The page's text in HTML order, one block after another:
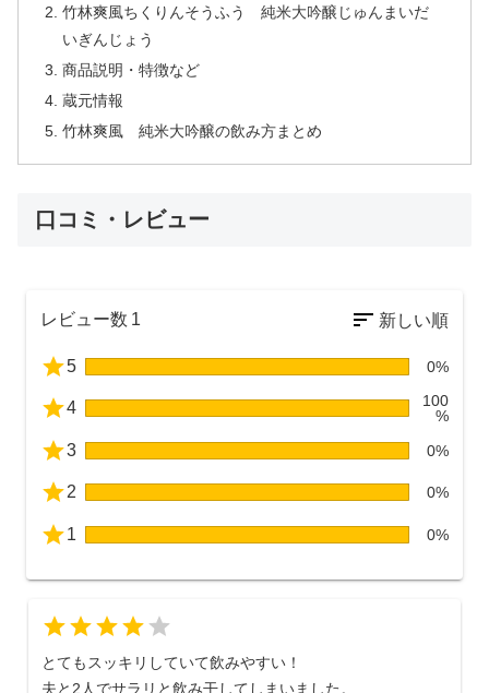
竹林爽風ちくりんそうふう 純米大吟醸じゅんまいだ
いぎんじょう
商品説明・特徴など
蔵元情報
竹林爽風 純米大吟醸の飲み方まとめ
口コミ・レビュー
レビュー数 1
5 0%
4
100
%
3 0%
2 0%
1 0%
とてもスッキリしていて飲みやすい！
夫と2人でサラリと飲み干してしまいました。